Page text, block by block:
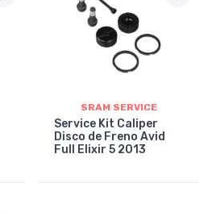
SRAM SERVICE
Service Kit Caliper
Disco de Freno Avid
Full Elixir 5 2013